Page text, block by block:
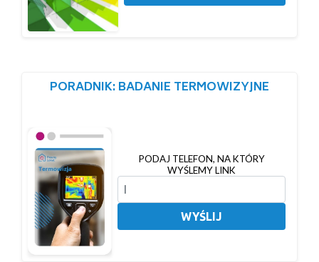
PORADNIK: BADANIE TERMOWIZYJNE
PODAJ TELEFON, NA KTÓRY
WYŚLEMY LINK
WYŚLIJ